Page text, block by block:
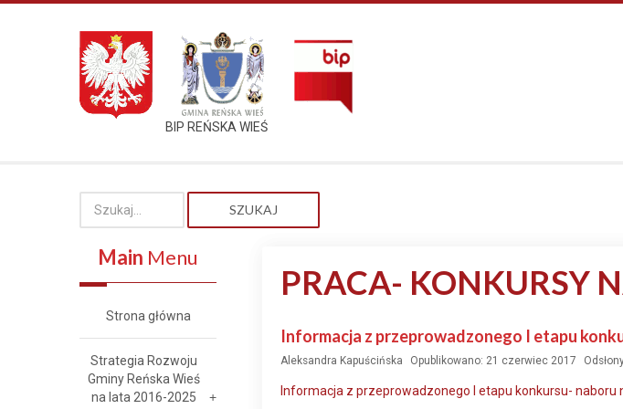
BIP REŃSKA WIEŚ
SZUKAJ
PRACA- KONKURSY
Informacja z przeprowadzonego I etapu
Aleksandra Kapuścińska Opublikowano: 21 czerwiec 2017
Informacja z przeprowadzonego I etapu konkursu- naboru
Main Menu
Strona główna
Strategia Rozwoju
Gminy Reńska Wieś
na lata 2016-2025